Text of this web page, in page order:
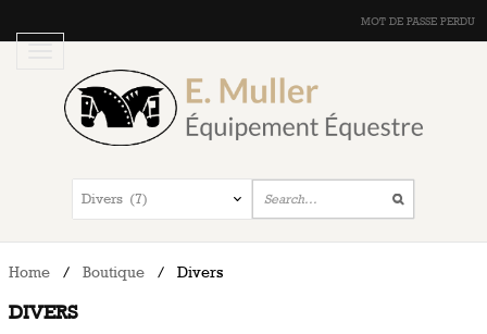
MOT DE PASSE PERDU
Home / Boutique / Divers
DIVERS